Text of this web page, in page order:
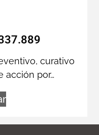
curativo
acción por…